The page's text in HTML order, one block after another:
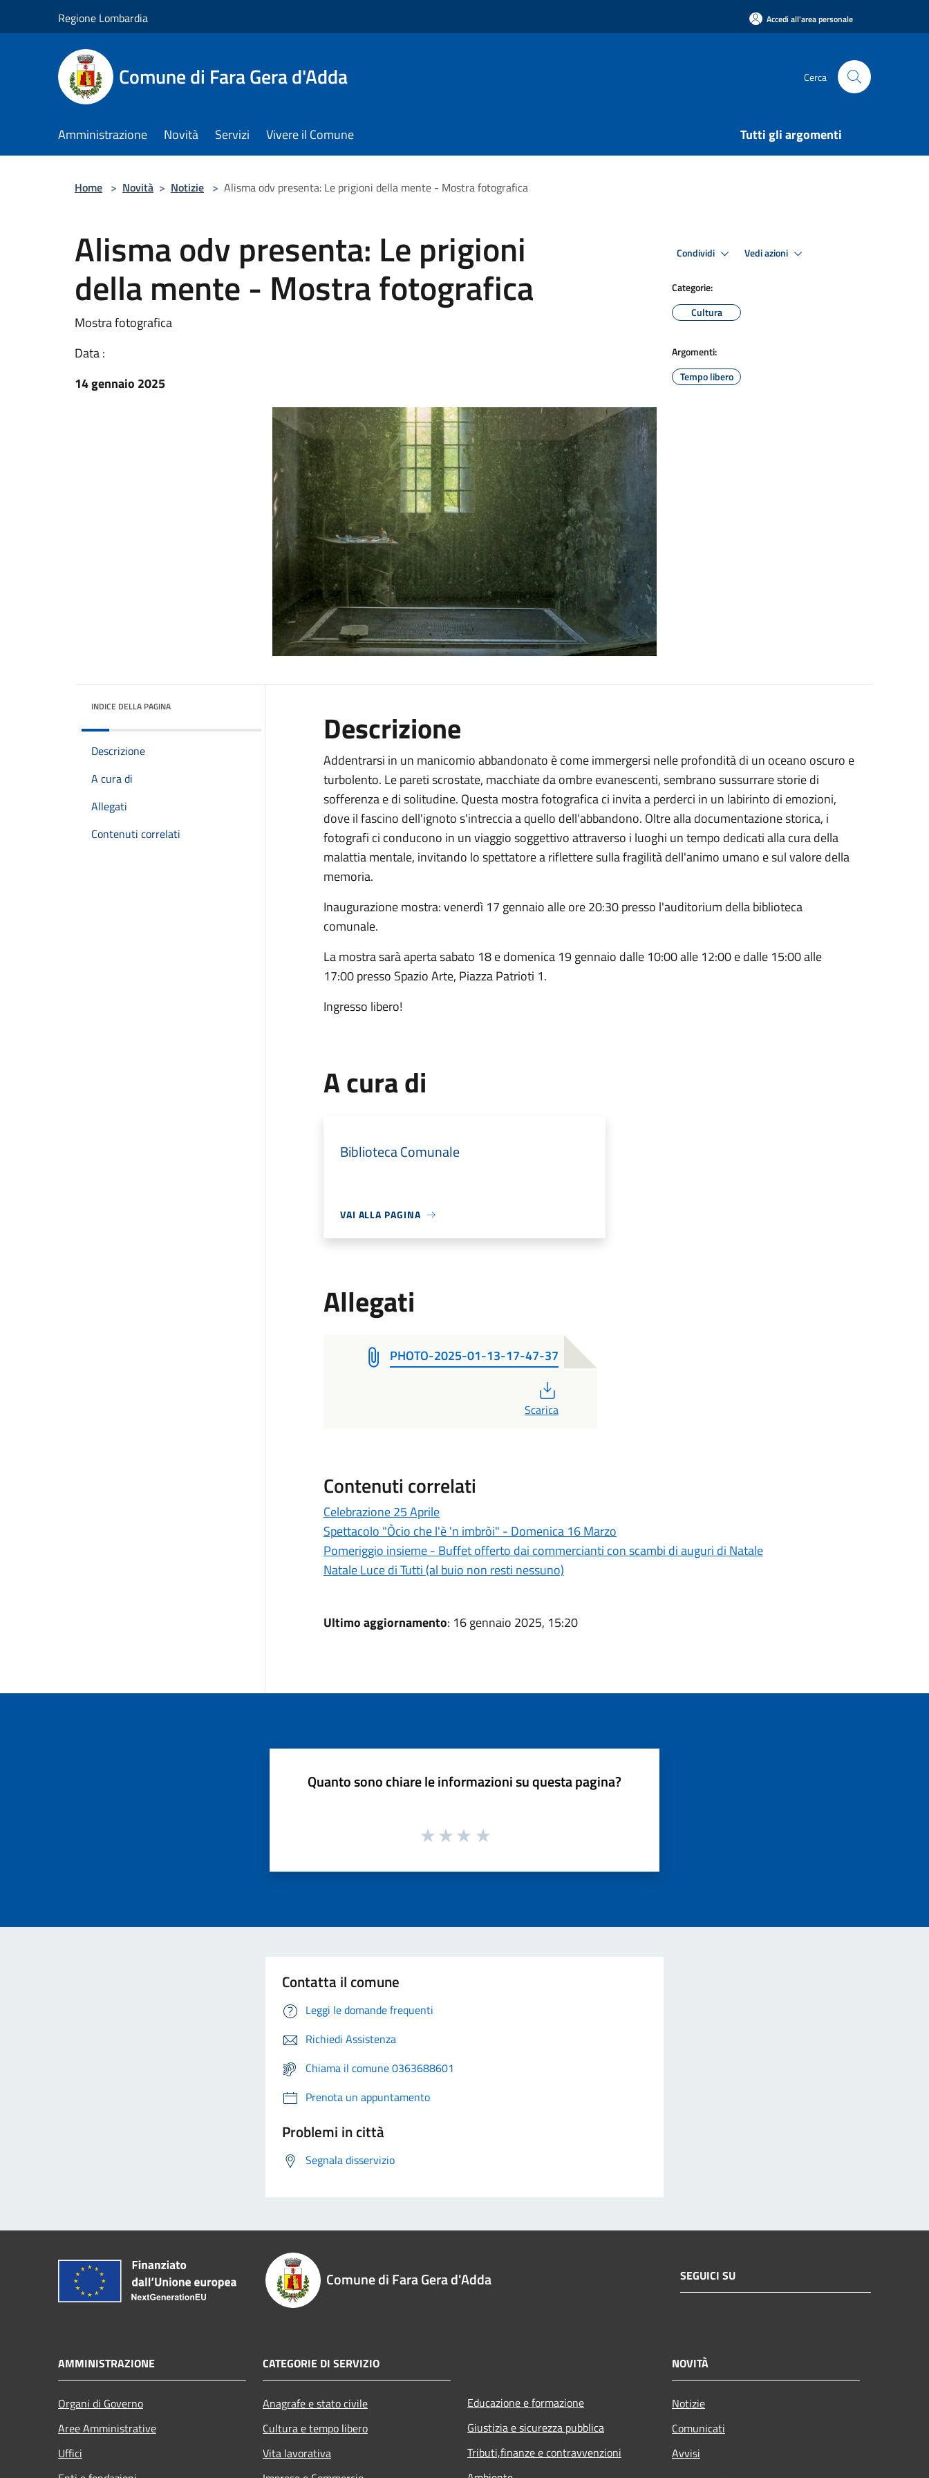
Regione Lombardia Accedi all'area personale
Comune di Fara Gera d'Adda Cerca
Amministrazione Novità Servizi Vivere il Comune Tutti gli argomenti
Home > Novità > Notizie > Alisma odv presenta: Le prigioni della mente - Mostra fotografica
Alisma odv presenta: Le prigioni
della mente - Mostra fotografica
Mostra fotografica
Data :
14 gennaio 2025
Condividi Vedi azioni
Categorie:
Cultura
Argomenti:
Tempo libero
INDICE DELLA PAGINA
Descrizione
A cura di
Allegati
Contenuti correlati
Descrizione
Addentrarsi in un manicomio abbandonato è come immergersi nelle profondità di un oceano oscuro e
turbolento. Le pareti scrostate, macchiate da ombre evanescenti, sembrano sussurrare storie di
sofferenza e di solitudine. Questa mostra fotografica ci invita a perderci in un labirinto di emozioni,
dove il fascino dell'ignoto s'intreccia a quello dell'abbandono. Oltre alla documentazione storica, i
fotografi ci conducono in un viaggio soggettivo attraverso i luoghi un tempo dedicati alla cura della
malattia mentale, invitando lo spettatore a riflettere sulla fragilità dell'animo umano e sul valore della
memoria.
Inaugurazione mostra: venerdì 17 gennaio alle ore 20:30 presso l'auditorium della biblioteca
comunale.
La mostra sarà aperta sabato 18 e domenica 19 gennaio dalle 10:00 alle 12:00 e dalle 15:00 alle
17:00 presso Spazio Arte, Piazza Patrioti 1.
Ingresso libero!
A cura di
Biblioteca Comunale
VAI ALLA PAGINA
Allegati
PHOTO-2025-01-13-17-47-37
Scarica
Contenuti correlati
Celebrazione 25 Aprile
Spettacolo "Òcio che l'è 'n imbròi" - Domenica 16 Marzo
Pomeriggio insieme - Buffet offerto dai commercianti con scambi di auguri di Natale
Natale Luce di Tutti (al buio non resti nessuno)
Ultimo aggiornamento: 16 gennaio 2025, 15:20
Quanto sono chiare le informazioni su questa pagina?
Contatta il comune
Leggi le domande frequenti
Richiedi Assistenza
Chiama il comune 0363688601
Prenota un appuntamento
Problemi in città
Segnala disservizio
Comune di Fara Gera d'Adda SEGUICI SU
AMMINISTRAZIONE
Organi di Governo
Aree Amministrative
Uffici
CATEGORIE DI SERVIZIO
Anagrafe e stato civile
Cultura e tempo libero
Vita lavorativa
Educazione e formazione
Giustizia e sicurezza pubblica
Tributi,finanze e contravvenzioni
NOVITÀ
Notizie
Comunicati
Avvisi